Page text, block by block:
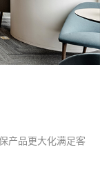
产品更大化满足客